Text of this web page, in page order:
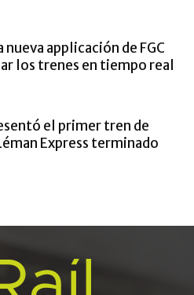
applicación de FGC
los trenes en tiempo real
el primer tren de
Express terminado